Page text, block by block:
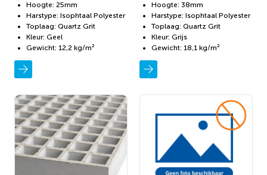
Hoogte: 25mm
Harstype: Isophtaal Polyester
Toplaag: Quartz Grit
Kleur: Geel
Gewicht: 12,2 kg/m²
Hoogte: 38mm
Harstype: Isophtaal Polyester
Toplaag: Quartz Grit
Kleur: Grijs
Gewicht: 18,1 kg/m²